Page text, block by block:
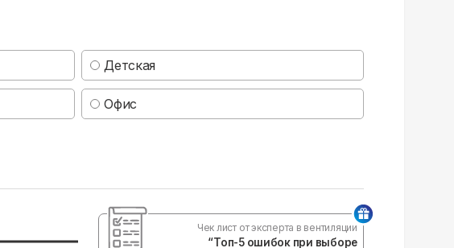
Детская
Офис
Чек лист от эксперта в вентиляции
“Топ-5 ошибок при выборе